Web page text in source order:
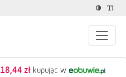
18,44 złkupując w